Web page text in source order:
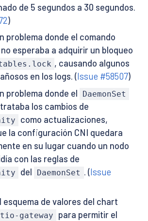
de 5 segundos a 30 segundos.
)
problema donde el comando
no esperaba a adquirir un bloqueo
, causando algunos
en los logs. (Issue #58507)
problema donde el DaemonSet
los cambios de
como actualizaciones,
la configuración CNI quedara
en su lugar cuando un nodo
con las reglas de
del DaemonSet . (Issue
de valores del chart
gateway
para permitir el